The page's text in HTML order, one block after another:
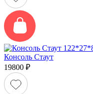
Консоль Стаут
19800 ₽